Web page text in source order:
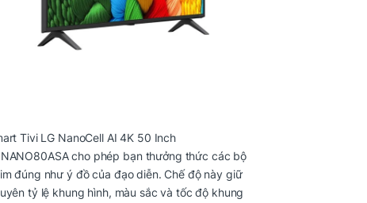
Tivi LG NanoCell AI 4K 50 Inch
cho phép bạn thưởng thức các bộ
đúng như ý đồ của đạo diễn. Chế độ này giữ
tỷ lệ khung hình, màu sắc và tốc độ khung